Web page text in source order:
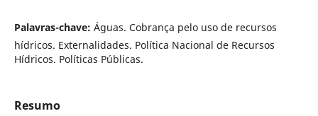
Palavras-chave: Águas. Cobrança pelo uso de recursos
hídricos. Externalidades. Política Nacional de Recursos
Hídricos. Políticas Públicas.
Resumo